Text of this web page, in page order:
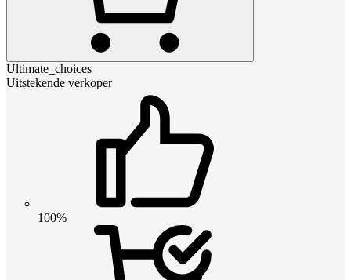
Ultimate_choices
Uitstekende verkoper
100%